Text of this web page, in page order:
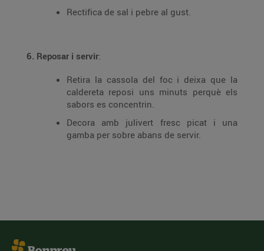
Rectifica de sal i pebre al gust.
6. Reposar i servir:
Retira la cassola del foc i deixa que la
caldereta reposi uns minuts perquè els
sabors es concentrin.
Decora amb julivert fresc picat i una
gamba per sobre abans de servir.